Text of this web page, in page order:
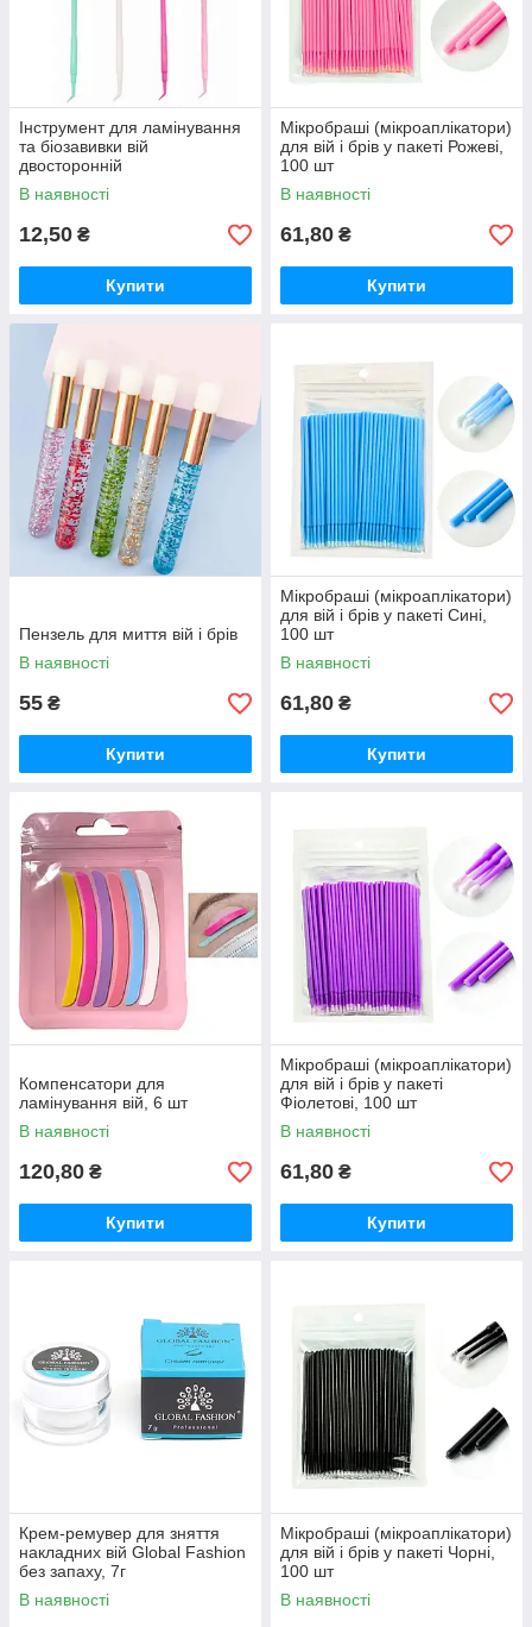
Інструмент для ламінування
та біозавивки вій
двосторонній
В наявності
12,50 ₴
Купити
Мікробраші (мікроаплікатори)
для вій і брів у пакеті Рожеві,
100 шт
В наявності
61,80 ₴
Купити
Пензель для миття вій і брів
В наявності
55 ₴
Купити
Мікробраші (мікроаплікатори)
для вій і брів у пакеті Сині,
100 шт
В наявності
61,80 ₴
Купити
Компенсатори для
ламінування вій, 6 шт
В наявності
120,80 ₴
Купити
Мікробраші (мікроаплікатори)
для вій і брів у пакеті
Фіолетові, 100 шт
В наявності
61,80 ₴
Купити
Крем-ремувер для зняття
накладних вій Global Fashion
без запаху, 7г
В наявності
Мікробраші (мікроаплікатори)
для вій і брів у пакеті Чорні,
100 шт
В наявності